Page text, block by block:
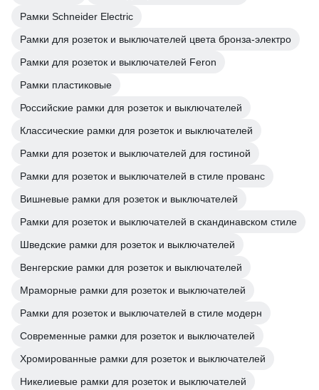
Рамки Schneider Electric
Рамки для розеток и выключателей цвета бронза-электро
Рамки для розеток и выключателей Feron
Рамки пластиковые
Российские рамки для розеток и выключателей
Классические рамки для розеток и выключателей
Рамки для розеток и выключателей для гостиной
Рамки для розеток и выключателей в стиле прованс
Вишневые рамки для розеток и выключателей
Рамки для розеток и выключателей в скандинавском стиле
Шведские рамки для розеток и выключателей
Венгерские рамки для розеток и выключателей
Мраморные рамки для розеток и выключателей
Рамки для розеток и выключателей в стиле модерн
Современные рамки для розеток и выключателей
Хромированные рамки для розеток и выключателей
Никелиевые рамки для розеток и выключателей